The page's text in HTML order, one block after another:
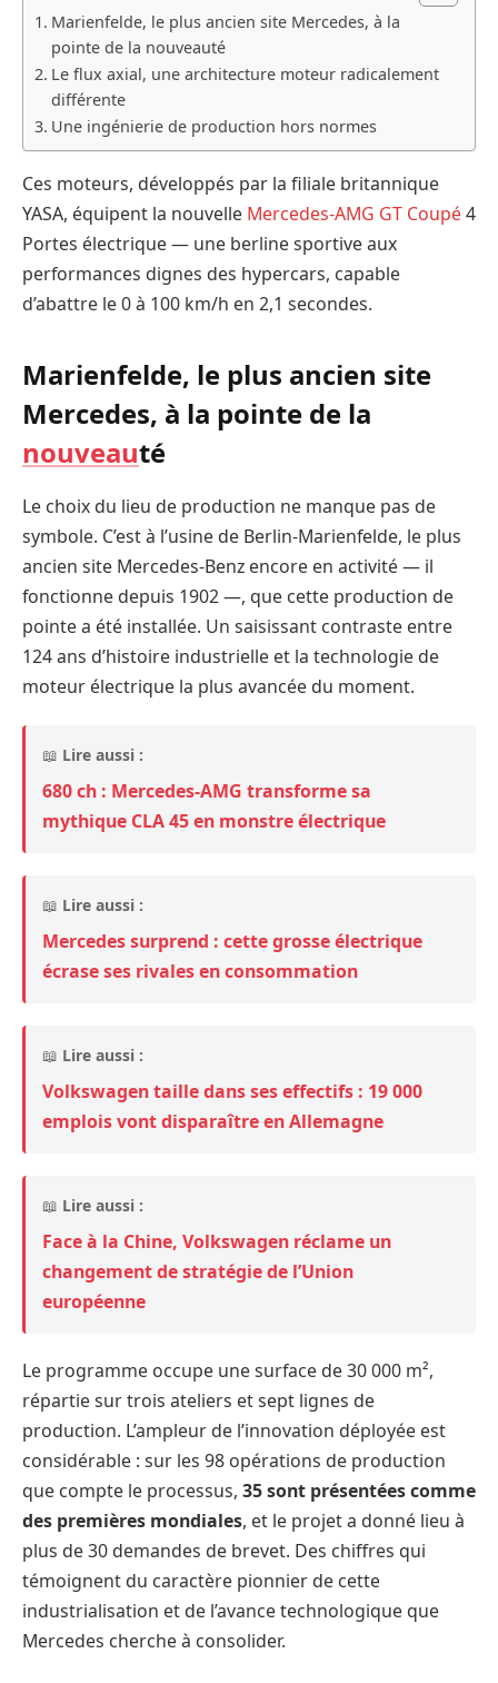
Marienfelde, le plus ancien site Mercedes, à la
pointe de la nouveauté
Le flux axial, une architecture moteur radicalement
différente
Une ingénierie de production hors normes
Ces moteurs, développés par la filiale britannique
YASA, équipent la nouvelle Mercedes-AMG GT Coupé4
Portes électrique — une berline sportive aux
performances dignes des hypercars, capable
d’abattre le 0 à 100 km/h en 2,1 secondes.
Marienfelde, le plus ancien site
Mercedes, à la pointe de la
nouveauté
Le choix du lieu de production ne manque pas de
symbole. C’est à l’usine de Berlin-Marienfelde, le plus
ancien site Mercedes-Benz encore en activité — il
fonctionne depuis 1902 —, que cette production de
pointe a été installée. Un saisissant contraste entre
124 ans d’histoire industrielle et la technologie de
moteur électrique la plus avancée du moment.
📖 Lire aussi :
680 ch : Mercedes-AMG transforme sa
mythique CLA 45 en monstre électrique
📖 Lire aussi :
Mercedes surprend : cette grosse électrique
écrase ses rivales en consommation
📖 Lire aussi :
Volkswagen taille dans ses effectifs : 19 000
emplois vont disparaître en Allemagne
📖 Lire aussi :
Face à la Chine, Volkswagen réclame un
changement de stratégie de l’Union
européenne
Le programme occupe une surface de 30 000 m²,
répartie sur trois ateliers et sept lignes de
production. L’ampleur de l’innovation déployée est
considérable : sur les 98 opérations de production
que compte le processus, 35 sont présentées comme
des premières mondiales, et le projet a donné lieu à
plus de 30 demandes de brevet. Des chiffres qui
témoignent du caractère pionnier de cette
industrialisation et de l’avance technologique que
Mercedes cherche à consolider.